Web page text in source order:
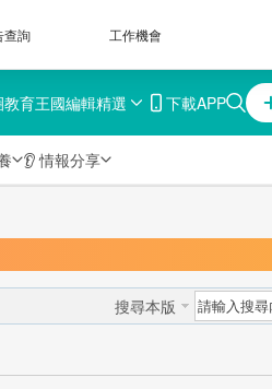
查詢 工作機會
教育王國編輯精選 下載APP
👂 情報分享
搜尋本版